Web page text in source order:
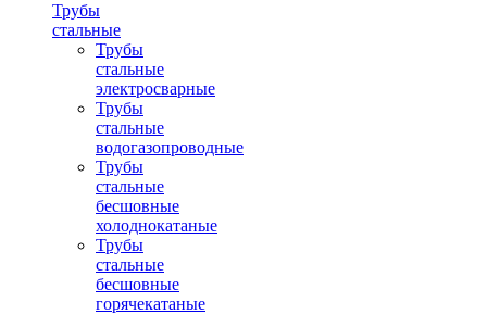
Трубы
стальные
Трубы
стальные
электросварные
Трубы
стальные
водогазопроводные
Трубы
стальные
бесшовные
холоднокатаные
Трубы
стальные
бесшовные
горячекатаные